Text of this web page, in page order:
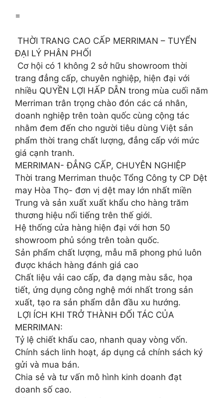
=
️ THỜI TRANG CAO CẤP MERRIMAN – TUYỂN
ĐẠI LÝ PHÂN PHỐI
️ Cơ hội có 1 không 2 sở hữu showroom thời
trang đẳng cấp, chuyên nghiệp, hiện đại với
nhiều QUYỀN LỢI HẤP DẪN trong mùa cuối năm
Merriman trân trọng chào đón các cá nhân,
doanh nghiệp trên toàn quốc cùng cộng tác
nhằm đem đến cho người tiêu dùng Việt sản
phẩm thời trang chất lượng, đẳng cấp với mức
giá cạnh tranh.
MERRIMAN- ĐẲNG CẤP, CHUYÊN NGHIỆP
Thời trang Merriman thuộc Tổng Công ty CP Dệt
may Hòa Thọ- đơn vị dệt may lớn nhất miền
Trung và sản xuất xuất khẩu cho hàng trăm
thương hiệu nổi tiếng trên thế giới.
Hệ thống cửa hàng hiện đại với hơn 50
showroom phủ sóng trên toàn quốc.
Sản phẩm chất lượng, mẫu mã phong phú luôn
được khách hàng đánh giá cao
Chất liệu vải cao cấp, đa dạng màu sắc, họa
tiết, ứng dụng công nghệ mới nhất trong sản
xuất, tạo ra sản phẩm dẫn đầu xu hướng.
️ LỢI ÍCH KHI TRỞ THÀNH ĐỐI TÁC CỦA
MERRIMAN:
Tỷ lệ chiết khấu cao, nhanh quay vòng vốn.
Chính sách linh hoạt, áp dụng cả chính sách ký
gửi và mua bán.
Chia sẻ và tư vấn mô hình kinh doanh đạt
doanh số cao.